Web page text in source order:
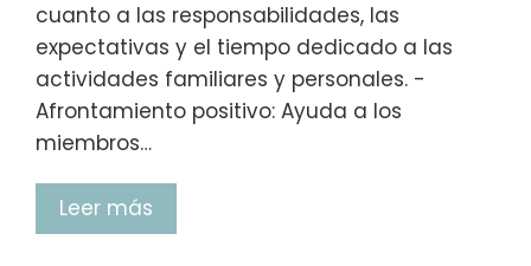
cuanto a las responsabilidades, las
expectativas y el tiempo dedicado a las
actividades familiares y personales. -
Afrontamiento positivo: Ayuda a los
miembros…
Leer más